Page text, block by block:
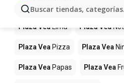
Buscar tiendas,
Más productos en
Plaza VeaLima Plaza Vea
Plaza Vea Pizza Plaza Vea
Plaza Vea Papas Plaza Vea